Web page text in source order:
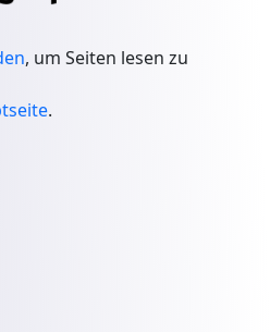
, um Seiten lesen zu
.